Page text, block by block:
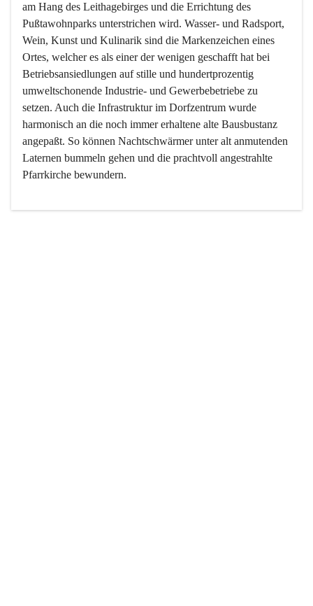
am Hang des Leithagebirges und die Errichtung des
Pußtawohnparks unterstrichen wird. Wasser- und Radsport,
Wein, Kunst und Kulinarik sind die Markenzeichen eines
Ortes, welcher es als einer der wenigen geschafft hat bei
Betriebsansiedlungen auf stille und hundertprozentig
umweltschonende Industrie- und Gewerbebetriebe zu
setzen. Auch die Infrastruktur im Dorfzentrum wurde
harmonisch an die noch immer erhaltene alte Bausbustanz
angepaßt. So können Nachtschwärmer unter alt anmutenden
Laternen bummeln gehen und die prachtvoll angestrahlte
Pfarrkirche bewundern.
Der Weinbau dominert heute nicht mehr, ist aber integrativer